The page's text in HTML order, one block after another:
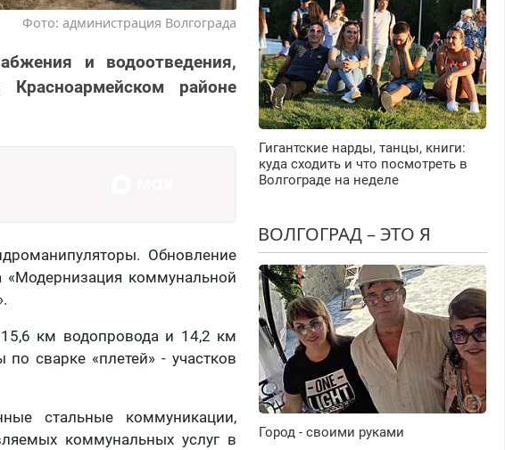
Фото: администрация Волгограда
и водоотведения,
районе
Обновление
«Модернизация коммунальной
15,6 км водопровода и 14,2 км
сварке «плетей» - участков
стальные коммуникации,
коммунальных услуг в
Гигантские нарды, танцы, книги:
куда сходить и что посмотреть в
Волгограде на неделе
ВОЛГОГРАД – ЭТО Я
Город - своими руками